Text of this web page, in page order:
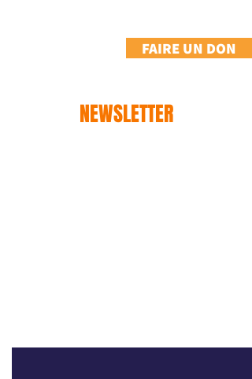
FAIRE UN DON
NEWSLETTER